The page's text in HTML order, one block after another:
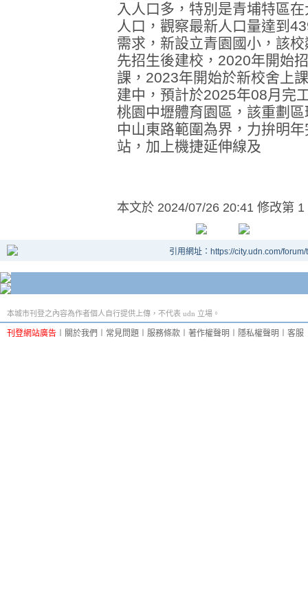
入人口多，特別是青埔特區
人口，觀察最新人口量達到
需求，新設立青園國小，該
先招生後建校，2020年開始
課，2023年開始於新校舍上
建中，預計於2025年08月完
桃園中壢體育園區，該重劃
中山東路範圍為界，力拚明
站，加上機捷延伸線及
本文於 2024/07/26 20:41 修改第 1
引用網址：https://city.udn.com/
本城市刊登之內容為作者個人自行提供上傳，不代表 udn 立場。
刊登網站廣告 關於我們 常見問題 服務條款 著作權聲明 隱私權聲明 客服